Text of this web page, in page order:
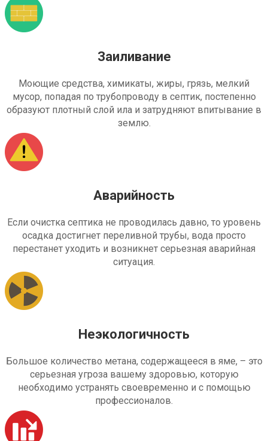
Заиливание
Моющие средства, химикаты, жиры, грязь, мелкий
мусор, попадая по трубопроводу в септик, постепенно
образуют плотный слой ила и затрудняют впитывание в
землю.
Аварийность
Если очистка септика не проводилась давно, то уровень
осадка достигнет переливной трубы, вода просто
перестанет уходить и возникнет серьезная аварийная
ситуация.
Неэкологичность
Большое количество метана, содержащееся в яме, – это
серьезная угроза вашему здоровью, которую
необходимо устранять своевременно и с помощью
профессионалов.